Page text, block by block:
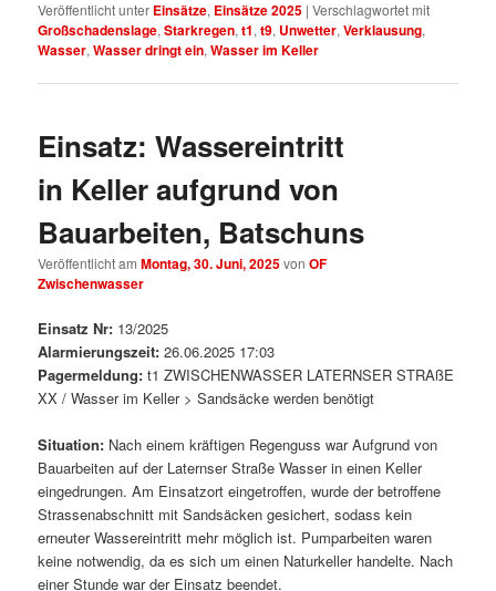
Veröffentlicht unter Einsätze, Einsätze 2025 |Verschlagwortet mit
Großschadenslage,Starkregen,t1,t9, Unwetter,Verklausung,
Wasser,Wasser dringt ein,Wasser im Keller
Einsatz: Wassereintritt
in Keller aufgrund von
Bauarbeiten, Batschuns
Veröffentlicht amMontag, 30. Juni, 2025vonOF
Zwischenwasser
Einsatz Nr: 13/2025
Alarmierungszeit: 26.06.2025 17:03
Pagermeldung: t1 ZWISCHENWASSER LATERNSER STRAßE
XX / Wasser im Keller > Sandsäcke werden benötigt
Situation: Nach einem kräftigen Regenguss war Aufgrund von
Bauarbeiten auf der Laternser Straße Wasser in einen Keller
eingedrungen. Am Einsatzort eingetroffen, wurde der betroffene
Strassenabschnitt mit Sandsäcken gesichert, sodass kein
erneuter Wassereintritt mehr möglich ist. Pumparbeiten waren
keine notwendig, da es sich um einen Naturkeller handelte. Nach
einer Stunde war der Einsatz beendet.